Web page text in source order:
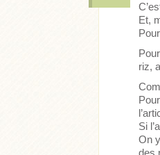
Et,
riz,
Si
On